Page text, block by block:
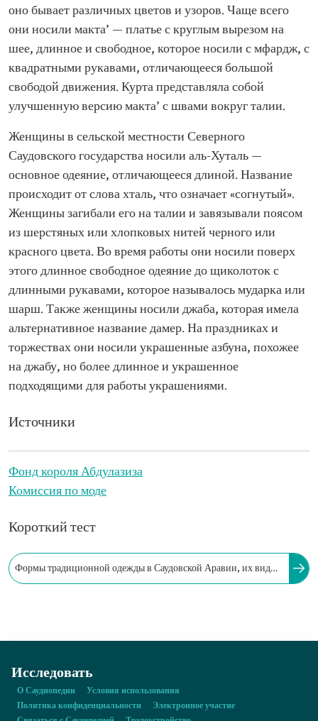
оно бывает различных цветов и узоров. Чаще всего
они носили макта’ — платье с круглым вырезом на
шее, длинное и свободное, которое носили с мфардж, с
квадратными рукавами, отличающееся большой
свободой движения. Курта представляла собой
улучшенную версию макта’ с швами вокруг талии.
Женщины в сельской местности Северного
Саудовского государства носили аль-Хуталь —
основное одеяние, отличающееся длиной. Название
происходит от слова хталь, что означает «согнутый».
Женщины загибали его на талии и завязывали поясом
из шерстяных или хлопковых нитей черного или
красного цвета. Во время работы они носили поверх
этого длинное свободное одеяние до щиколоток с
длинными рукавами, которое называлось мударка или
шарш. Также женщины носили джаба, которая имела
альтернативное название дамер. На праздниках и
торжествах они носили украшенные азбуна, похожее
на джабу, но более длинное и украшенное
подходящими для работы украшениями.
Источники
Фонд короля Абдулазиза
Комиссия по моде
Короткий тест
Формы традиционной одежды в Саудовской Аравии, их виды
Исследовать
О Саудиопедии
Условия использования
Политика конфиденциальности
Электронное участие